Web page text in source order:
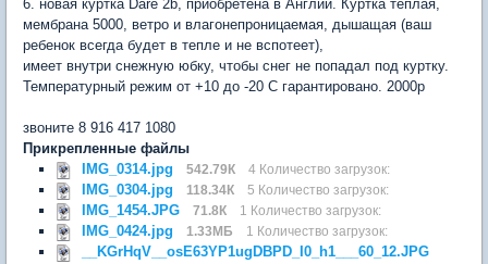
6. новая куртка Dare 2b, приобретена в Англии. Куртка теплая,
мембрана 5000, ветро и влагонепроницаемая, дышащая (ваш
ребенок всегда будет в тепле и не вспотеет),
имеет внутри снежную юбку, чтобы снег не попадал под куртку.
Температурный режим от +10 до -20 С гарантировано. 2000р
звоните 8 916 417 1080
Прикрепленные файлы
IMG_0314.jpg
542.79К 4 Количество загрузок:
IMG_0304.jpg 118.34К 5 Количество загрузок:
IMG_1454.JPG 71.8К 1 Количество загрузок:
IMG_0424.jpg 1.33МБ 1 Количество загрузок:
__KGrHqV__osE63YP1ugDBPD_I0_h1___60_12.JPG